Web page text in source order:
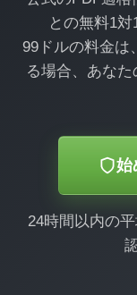
との無料1対
99ドルの料金は
る場合、あな
始
24時間以内の